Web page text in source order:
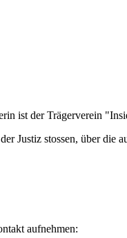
ist der Trägerverein
Justiz stossen, über die
aufnehmen: